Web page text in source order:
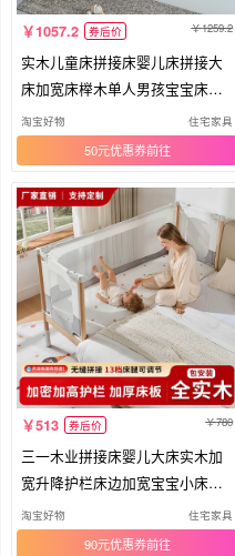
1057.2 券后价 1259.2
实木儿童床拼接床婴儿床拼接大
床加宽床榉木单人男孩宝宝床边
小床
淘宝好物 住宅家具
50元优惠券
513 券后价 780
三一木业拼接床婴儿大床实木加
宽升降护栏床边加宽宝宝小床儿
童床
淘宝好物 住宅家具
90元优惠券